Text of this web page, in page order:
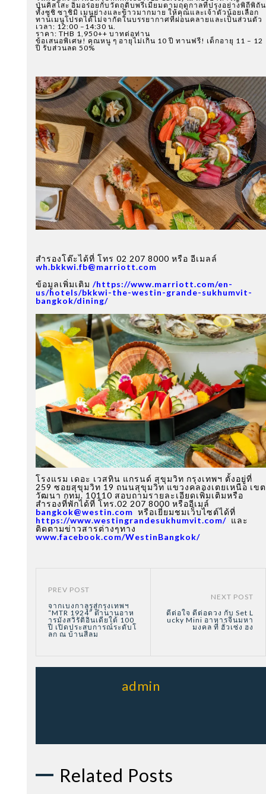
ปุ่นคิสโสะ อิ่มอร่อยกับวัตถุดิบพรีเมียมตามฤดูกาลที่ปรุงอย่างพิถีพิถัน
ทั้งซูชิ ซาชิมิ เมนูย่างและข้าวมากมาย ให้คุณและเจ้าตัวน้อยเลือก
ทานเมนูโปรดได้ไม่จากัดในบรรยากาศที่ผ่อนคลายและเป็นส่วนตัว
เวลา: 12:00 –14:30 น.
ราคา: THB 1,950++ บาทต่อท่าน
ข้อเสนอพิเศษ! คุณหนู ๆ อายุไม่เกิน 10 ปี ทานฟรี! เด็กอายุ 11 – 12
ปี รับส่วนลด 50%
สำรองโต๊ะได้ที่ โทร 02 207 8000 หรือ อีเมลล์
wh.bkkwi.fb@marriott.com
ข้อมูลเพิ่มเติม /https://www.marriott.com/en-
us/hotels/bkkwi-the-westin-grande-sukhumvit-
bangkok/dining/
โรงแรม เดอะ เวสทิน แกรนด์ สุขุมวิท กรุงเทพฯ ตั้งอยู่ที่
259 ซอยสุขุมวิท 19 ถนนสุขุมวิท แขวงคลองเตยเหนือ เขต
วัฒนา กทม. 10110 สอบถามรายละเอียดเพิ่มเติมหรือ
สำรองที่พักได้ที่ โทร.02 207 8000 หรืออีเมล์
bangkok@westin.com หรือเยี่ยมชมเว็บไซต์ได้ที่
https://www.westingrandesukhumvit.com/ และ
ติดตามข่าวสารต่างๆทาง
www.facebook.com/WestinBangkok/
PREV POST
จากเบงกาลูรูสู่กรุงเทพฯ
“MTR 1924” ตำนานอาห
ารมังสวิรัติอินเดียใต้ 100
ปี เปิดประสบการณ์ระดับโ
ลก ณ บ้านสีลม
NEXT POST
ดีต่อใจ ดีต่อดวง กับ Set L
ucky Mini อาหารจีนมหา
มงคล ที่ ฮั่วเซ่ง ฮง
admin
Related Posts